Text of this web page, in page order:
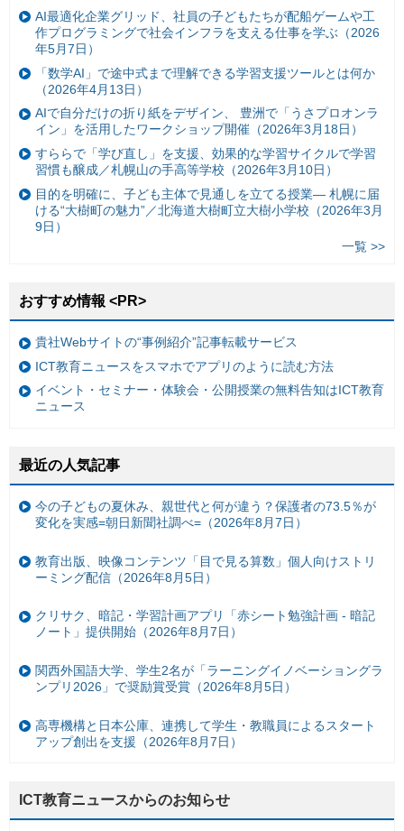
AI最適化企業グリッド、社員の子どもたちが配船ゲームや工
作プログラミングで社会インフラを支える仕事を学ぶ（2026
年5月7日）
「数学AI」で途中式まで理解できる学習支援ツールとは何か
（2026年4月13日）
AIで自分だけの折り紙をデザイン、 豊洲で「うさプロオンラ
イン」を活用したワークショップ開催（2026年3月18日）
すららで「学び直し」を支援、効果的な学習サイクルで学習
習慣も醸成／札幌山の手高等学校（2026年3月10日）
目的を明確に、子ども主体で見通しを立てる授業— 札幌に届
ける“大樹町の魅力”／北海道大樹町立大樹小学校（2026年3月
9日）
一覧 >>
おすすめ情報 <PR>
貴社Webサイトの“事例紹介”記事転載サービス
ICT教育ニュースをスマホでアプリのように読む方法
イベント・セミナー・体験会・公開授業の無料告知はICT教育
ニュース
最近の人気記事
今の子どもの夏休み、親世代と何が違う？保護者の73.5％が
変化を実感=朝日新聞社調べ=（2026年8月7日）
教育出版、映像コンテンツ「目で見る算数」個人向けストリ
ーミング配信（2026年8月5日）
クリサク、暗記・学習計画アプリ「赤シート勉強計画 - 暗記
ノート」提供開始（2026年8月7日）
関西外国語大学、学生2名が「ラーニングイノベーショングラ
ンプリ2026」で奨励賞受賞（2026年8月5日）
高専機構と日本公庫、連携して学生・教職員によるスタート
アップ創出を支援（2026年8月7日）
ICT教育ニュースからのお知らせ